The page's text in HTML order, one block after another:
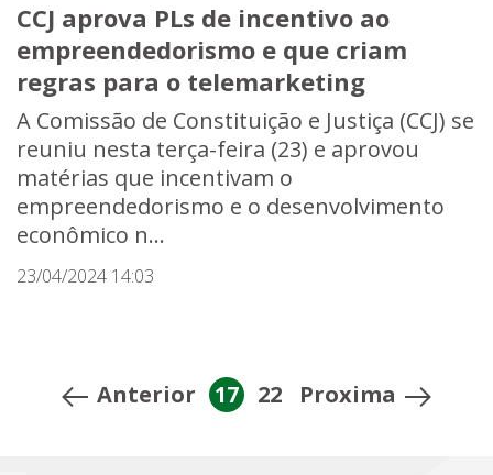
CCJ aprova PLs de incentivo ao
empreendedorismo e que criam
regras para o telemarketing
A Comissão de Constituição e Justiça (CCJ) se
reuniu nesta terça-feira (23) e aprovou
matérias que incentivam o
empreendedorismo e o desenvolvimento
econômico n...
23/04/2024 14:03
Anterior 17 22 Proxima